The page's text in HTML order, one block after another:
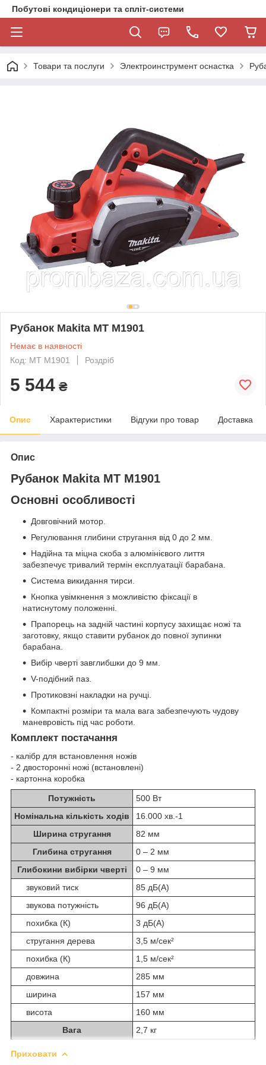
Побутові кондиціонери та спліт-системи
Товари та послуги Электроинструмент оснастка
Рубанок Makita MT M1901
Немає в наявності
Код: MT M1901
Роздріб
5 544 ₴
Опис Характеристики Відгуки про товар Доставка
Опис
Рубанок Makita MT M1901
Основні особливості
Довговічний мотор.
Регулювання глибини стругання від 0 до 2 мм.
Надійна та міцна скоба з алюмінієвого лиття
забезпечує тривалий термін експлуатації барабана.
Система викидання тирси.
Кнопка увімкнення з можливістю фіксації в
натиснутому положенні.
Прапорець на задній частині корпусу захищає ножі та
заготовку, якщо ставити рубанок до повної зупинки
барабана.
Вибір чверті завглибшки до 9 мм.
V-подібний паз.
Протиковзні накладки на ручці.
Компактні розміри та мала вага забезпечують чудову
маневровість під час роботи.
Комплект постачання
- калібр для встановлення ножів
- 2 двосторонні ножі (встановлені)
- картонна коробка
Потужність
500 Вт
Номінальна кількість ходів
16.000 хв. -1
Ширина стругання
82 мм
Глибина стругання
0 – 2 мм
Глибокини вибірки чверті
0 – 9 мм
звуковий тиск
85 дБ(А)
звукова потужність
96 дБ(А)
похибка (К)
3 дБ(А)
стругання дерева
3,5 м/сек²
похибка (К)
1,5 м/сек²
довжина
285 мм
ширина
157 мм
висота
160 мм
Вага
2,7 кг
Приховати